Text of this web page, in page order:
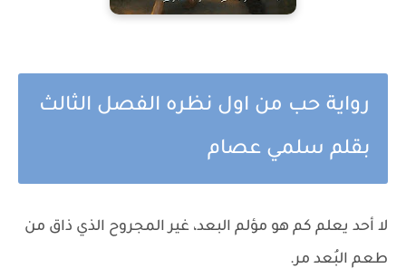
رواية حب من اول نظره الفصل الثالث
بقلم سلمي عصام
لا أحد يعلم كم هو مؤلم البعد، غير المجروح الذي ذاق من
طعم البُعد مر.